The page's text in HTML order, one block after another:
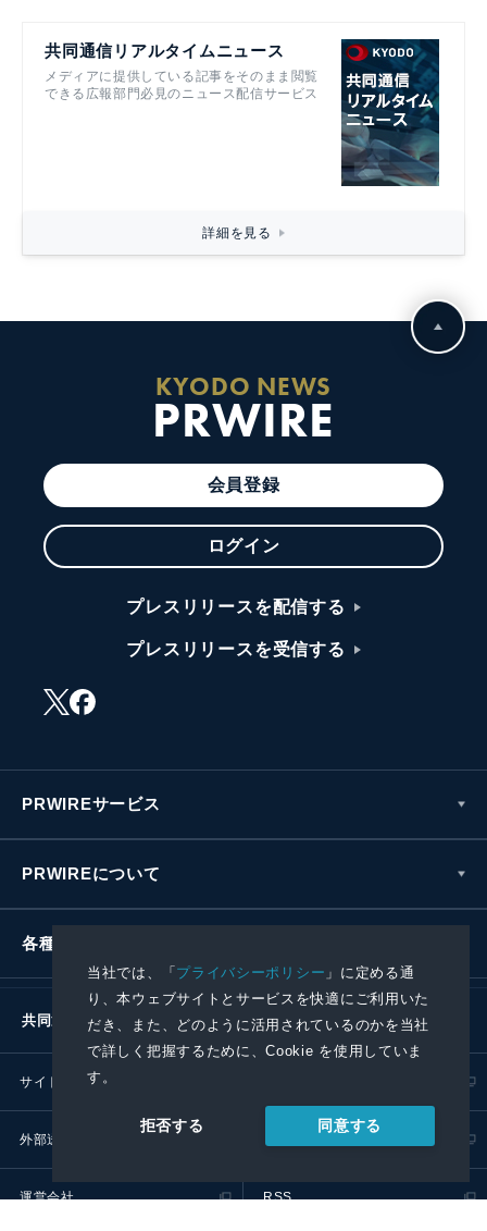
当社では、「プライバシーポリシー 」に定める通
り、本ウェブサイトとサービスを快適にご利用いた
だき、また、どのように活用されているのかを当社
で詳しく把握するために、Cookie を使用していま
す。
拒否する 同意する
共同通信リアルタイムニュース
メディアに提供している記事をそのまま閲覧
できる広報部門必見のニュース配信サービス
詳細を見る
KYODO NEWS
PRWIRE
会員登録
ログイン
プレスリリースを配信する
プレスリリースを受信する
PRWIREサービス
PRWIREについて
各種お問い合わせ
共同通信社グループ
サイトポリシー
外部送信ポリシー
運営会社 RSS